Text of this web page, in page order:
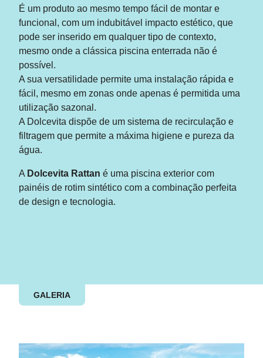
É um produto ao mesmo tempo fácil de montar e
funcional, com um indubitável impacto estético, que
pode ser inserido em qualquer tipo de contexto,
mesmo onde a clássica piscina enterrada não é
possível.
A sua versatilidade permite uma instalação rápida e
fácil, mesmo em zonas onde apenas é permitida uma
utilização sazonal.
A Dolcevita dispõe de um sistema de recirculação e
filtragem que permite a máxima higiene e pureza da
água.
A Dolcevita Rattan é uma piscina exterior com
painéis de rotim sintético com a combinação perfeita
de design e tecnologia.
GALERIA